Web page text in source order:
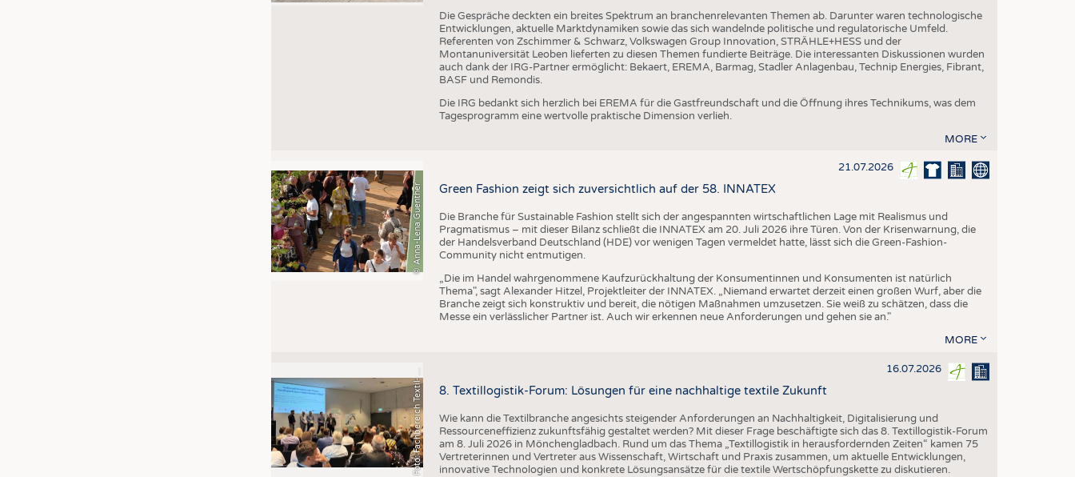
Die Gespräche deckten ein breites Spektrum an branchenrelevanten Themen ab. Darunter waren technologische
Entwicklungen, aktuelle Marktdynamiken sowie das sich wandelnde politische und regulatorische Umfeld.
Referenten von Zschimmer & Schwarz, Volkswagen Group Innovation, STRÄHLE+HESS und der
Montanuniversität Leoben lieferten zu diesen Themen fundierte Beiträge. Die interessanten Diskussionen wurden
auch dank der IRG-Partner ermöglicht: Bekaert, EREMA, Barmag, Stadler Anlagenbau, Technip Energies, Fibrant,
BASF und Remondis.
Die IRG bedankt sich herzlich bei EREMA für die Gastfreundschaft und die Öffnung ihres Technikums, was dem
Tagesprogramm eine wertvolle praktische Dimension verlieh.
MORE
© Anna-Lena Guenther
21.07.2026
Green Fashion zeigt sich zuversichtlich auf der 58. INNATEX
Die Branche für Sustainable Fashion stellt sich der angespannten wirtschaftlichen Lage mit Realismus und
Pragmatismus – mit dieser Bilanz schließt die INNATEX am 20. Juli 2026 ihre Türen. Von der Krisenwarnung, die
der Handelsverband Deutschland (HDE) vor wenigen Tagen vermeldet hatte, lässt sich die Green-Fashion-
Community nicht entmutigen.
„Die im Handel wahrgenommene Kaufzurückhaltung der Konsumentinnen und Konsumenten ist natürlich
Thema", sagt Alexander Hitzel, Projektleiter der INNATEX. „Niemand erwartet derzeit einen großen Wurf, aber die
Branche zeigt sich konstruktiv und bereit, die nötigen Maßnahmen umzusetzen. Sie weiß zu schätzen, dass die
Messe ein verlässlicher Partner ist. Auch wir erkennen neue Anforderungen und gehen sie an."
MORE
o
t
o
:
F
a
c
h
b
e
r
e
i
c
h
T
e
x
t
il
-
u
d
B
e
k
l
e
i
d
u
n
g
s
t
e
c
h
n
i
k
/
H
S
N 16.07.2026
8. Textillogistik-Forum: Lösungen für eine nachhaltige textile Zukunft
Wie kann die Textilbranche angesichts steigender Anforderungen an Nachhaltigkeit, Digitalisierung und
Ressourceneffizienz zukunftsfähig gestaltet werden? Mit dieser Frage beschäftigte sich das 8. Textillogistik-Forum
am 8. Juli 2026 in Mönchengladbach. Rund um das Thema „Textillogistik in herausfordernden Zeiten“ kamen 75
Vertreterinnen und Vertreter aus Wissenschaft, Wirtschaft und Praxis zusammen, um aktuelle Entwicklungen,
innovative Technologien und konkrete Lösungsansätze für die textile Wertschöpfungskette zu diskutieren.